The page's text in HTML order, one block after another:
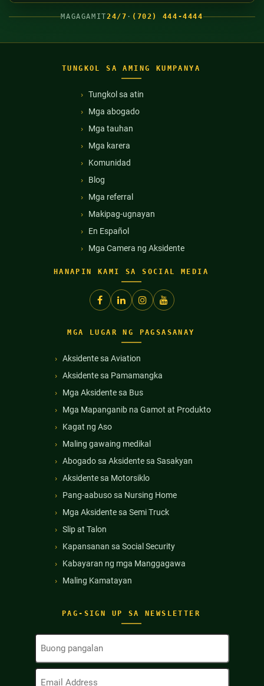
MAGAGAMIT24/7 · (702) 444-4444
TUNGKOL SA AMING KUMPANYA
Tungkol sa atin
Mga abogado
Mga tauhan
Mga karera
Komunidad
Blog
Mga referral
Makipag-ugnayan
En Español
Mga Camera ng Aksidente
HANAPIN KAMI SA SOCIAL MEDIA
PAG-SIGN UP SA NEWSLETTER
Buong
(Kinakailangan)
Email
MGA LUGAR NG PAGSASANAY
Aksidente sa Aviation
Aksidente sa Pamamangka
Mga Aksidente sa Bus
Mga Mapanganib na Gamot at Produkto
Kagat ng Aso
Maling gawaing medikal
Abogado sa Aksidente sa Sasakyan
Aksidente sa Motorsiklo
Pang-aabuso sa Nursing Home
Mga Aksidente sa Semi Truck
Slip at Talon
Kapansanan sa Social Security
Kabayaran ng mga Manggagawa
Maling Kamatayan